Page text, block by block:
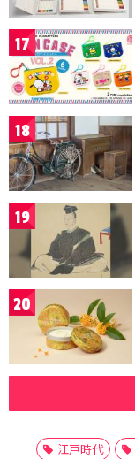
17
18
19
20
江戸時代